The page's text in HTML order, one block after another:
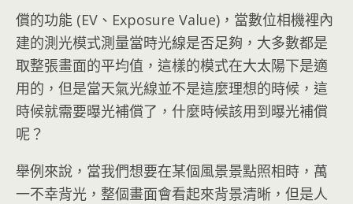
償的功能 (EV、Exposure Value)，當數位相機裡內
建的測光模式測量當時光線是否足夠，大多數都是
取整張畫面的平均值，這樣的模式在大太陽下是適
用的，但是當天氣光線並不是這麼理想的時候，這
時候就需要曝光補償了，什麼時候該用到曝光補償
呢？
舉例來說，當我們想要在某個風景景點照相時，萬
一不幸背光，整個畫面會看起來背景清晰，但是人